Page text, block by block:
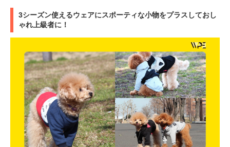
3シーズン使えるウェアにスポーティな小物をプラスしておし
ゃれ上級者に！